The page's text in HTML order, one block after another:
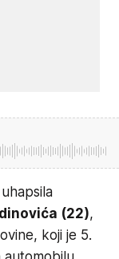
(22),
koji je 5.